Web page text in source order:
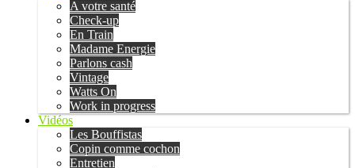
A votre santé
Check-up
En Train
Madame Energie
Parlons cash
Vintage
Watts On
Work in progress
Vidéos
Les Bouffistas
Copin comme cochon
Entretien